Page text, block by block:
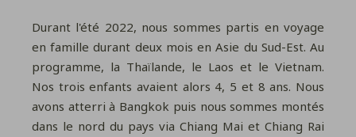
Durant l'été 2022, nous sommes partis en voyage
en famille durant deux mois en Asie du Sud-Est. Au
programme, la Thaïlande, le Laos et le Vietnam.
Nos trois enfants avaient alors 4, 5 et 8 ans. Nous
avons atterri à Bangkok puis nous sommes montés
dans le nord du pays via Chiang Mai et Chiang Rai